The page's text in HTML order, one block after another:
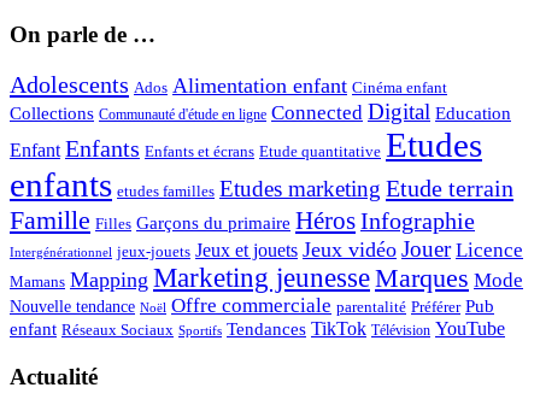
On parle de …
Adolescents Ados Alimentation enfant Cinéma enfant
Collections Communauté d'étude en ligne Connected Digital Education
Enfant Enfants Enfants et écrans Etude quantitative Etudes
enfants etudes familles Etudes marketing Etude terrain
Famille Filles Garçons du primaire HérosInfographie
Intergénérationnel jeux-jouets Jeux et jouets Jeux vidéo Jouer Licence
Mamans Mapping Marketing jeunesseMarques Mode
Nouvelle tendance Noël Offre commerciale parentalité Préférer Pub
enfant Réseaux Sociaux Sportifs Tendances TikTok Télévision YouTube
Actualité